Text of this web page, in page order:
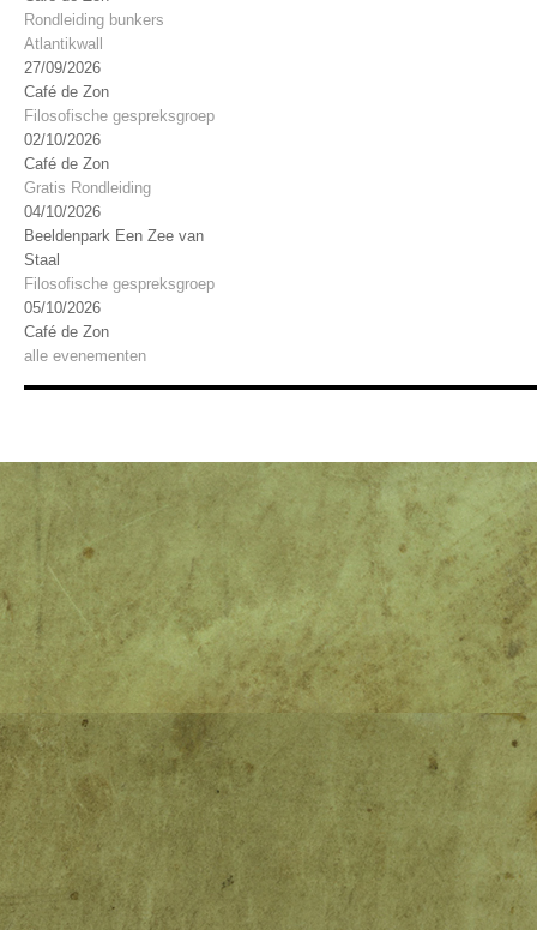
Rondleiding bunkers
Atlantikwall
27/09/2026
Café de Zon
Filosofische gespreksgroep
02/10/2026
Café de Zon
Gratis Rondleiding
04/10/2026
Beeldenpark Een Zee van
Staal
Filosofische gespreksgroep
05/10/2026
Café de Zon
alle evenementen